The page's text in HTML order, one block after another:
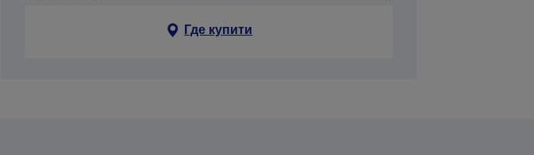
Где купити